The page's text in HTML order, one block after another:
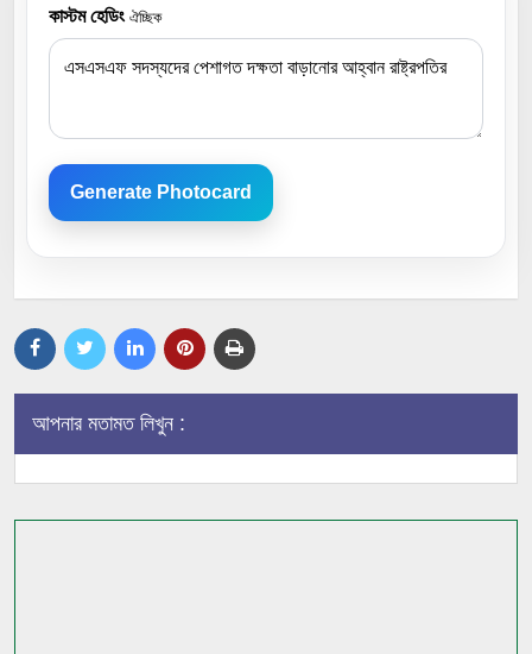
কাস্টম হেডিং ঐচ্ছিক
Generate Photocard
আপনার মতামত লিখুন :